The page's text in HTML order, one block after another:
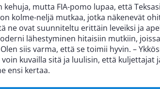
mutta FIA-pomo lupaa, että
kolme-neljä mutkaa, jotka näkenevät
ne ovat suunniteltu erittäin leveiksi ja
lähestyminen hitaisiin mutkiin,
siis varma, että se toimii hyvin. –
voin kuvailla sitä ja luulisin, että kuljettajat
ensi kertaa.